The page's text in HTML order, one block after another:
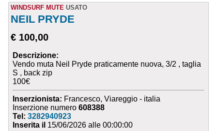
WINDSURF MUTE USATO
NEIL PRYDE
€ 100,00
Descrizione:
Vendo muta Neil Pryde praticamente nuova, 3/2 , taglia
S , back zip
100€
Inserzionista: Francesco, Viareggio - italia
Inserzione numero608388
Tel:3282940923
Inserita il 15/06/2026 alle 00:00:00